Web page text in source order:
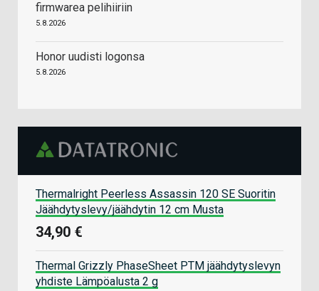
firmwarea pelihiiriin
5.8.2026
Honor uudisti logonsa
5.8.2026
Thermalright Peerless Assassin 120 SE Suoritin
Jäähdytyslevy/jäähdytin 12 cm Musta
34,90 €
Thermal Grizzly PhaseSheet PTM jäähdytyslevyn
yhdiste Lämpöalusta 2 g